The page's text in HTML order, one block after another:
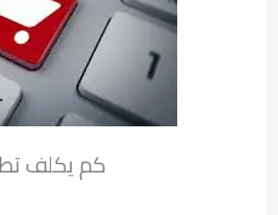
كم يكلف